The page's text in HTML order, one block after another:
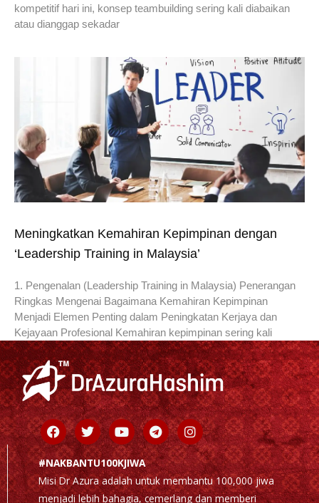
kompetitif hari ini, konsep teambuilding sering kali diabaikan
atau dianggap sekadar
Meningkatkan Kemahiran Kepimpinan dengan
‘Leadership Training in Malaysia’
1. Pengenalan (Leadership Training in Malaysia) Penerangan
Ringkas Mengenai Bagaimana Kemahiran Kepimpinan
Menjadi Elemen Penting dalam Peningkatan Kerjaya dan
Kejayaan Profesional Kemahiran kepimpinan sering kali
Facebook
TwitterYoutubeTelegramInstagram
#NAKBANTU100KJIWA
Misi Dr Azura adalah untuk membantu 100,000 jiwa
menjadi lebih bahagia, cemerlang dan memberi